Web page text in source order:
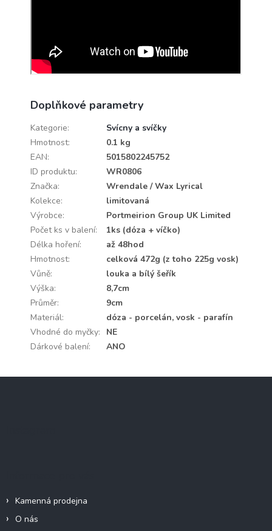
Doplňkové parametry
Kategorie:
Svícny a svíčky
Hmotnost:
0.1 kg
EAN:
5015802245752
ID produktu:
WR0806
Značka:
Wrendale / Wax Lyrical
Kolekce:
limitovaná
Výrobce:
Portmeirion Group UK Limited
Počet ks v balení:
1ks (dóza + víčko)
Délka hoření:
až 48hod
Hmotnost:
celková 472g (z toho 225g vosk)
Vůně:
louka a bílý šeřík
Výška:
8,7cm
Průměr:
9cm
Materiál:
dóza - porcelán, vosk - parafín
Vhodné do myčky:
NE
Dárkové balení: ANO
Kamenná prodejna
O nás